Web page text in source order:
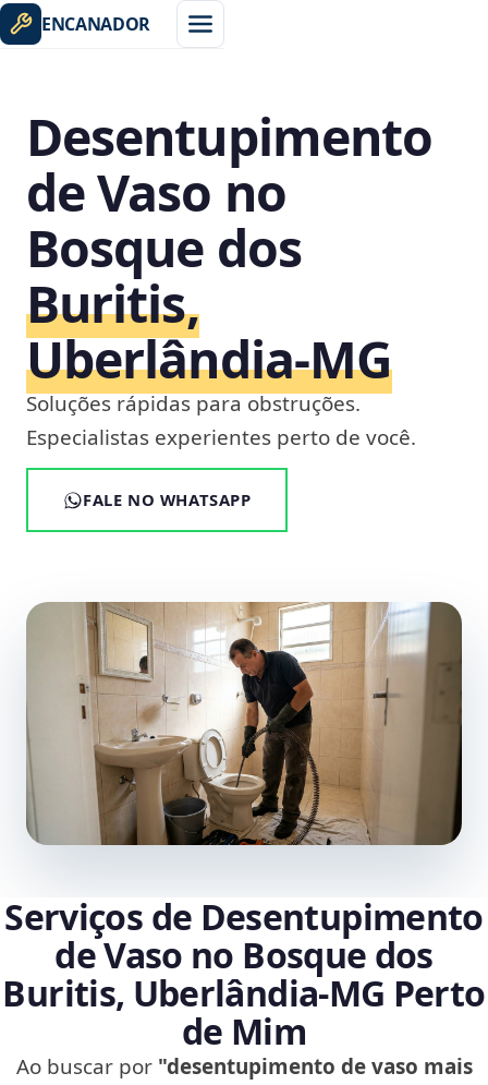
ENCANADOR
Desentupimento
de Vaso no
Bosque dos
Buritis,
Uberlândia‑MG
Soluções rápidas para obstruções.
Especialistas experientes perto de você.
FALE NO WHATSAPP
Serviços de Desentupimento
de Vaso no Bosque dos
Buritis, Uberlândia‑MG Perto
de Mim
Ao buscar por "desentupimento de vaso mais